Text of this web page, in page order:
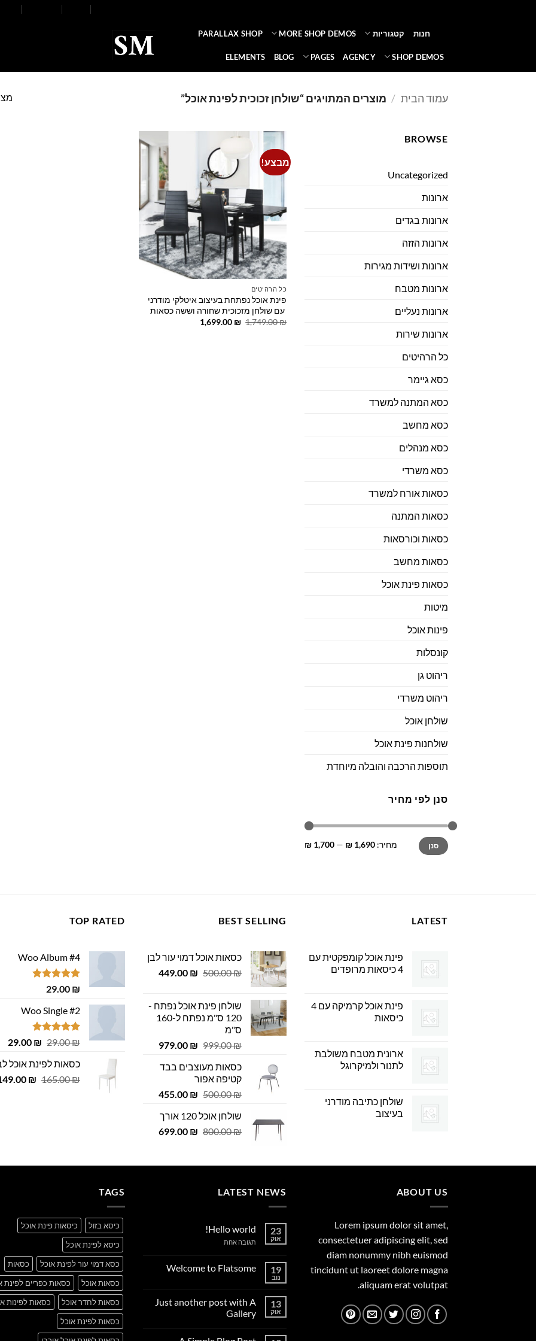
חנות קטגוריות MORE SHOP DEMOS
PARALLAX SHOP
SHOP DEMOS
AGENCY
PAGES
BLOG
ELEMENTS
עמוד הבית / מוצרים המתויגים “שולחן זכוכית לפינת אוכל”
BROWSE
Uncategorized
ארונות
ארונות בגדים
ארונות הזזה
ארונות ושידות מגירות
ארונות מטבח
ארונות נעליים
ארונות שירות
כל הרהיטים
כסא גיימר
כסא המתנה למשרד
כסא מחשב
כסא מנהלים
כסא משרדי
כסאות אורח למשרד
כסאות המתנה
כסאות וכורסאות
כסאות מחשב
כסאות פינת אוכל
מיטות
פינות אוכל
קונסלות
ריהוט גן
ריהוט משרדי
שולחן אוכל
שולחנות פינת אוכל
תוספות הרכבה והובלה מיוחדת
סנן לפי מחיר
מחיר
מינימלי
מחיר
מקסימלי
סנן מחיר: 1,690 ₪
—
1,700 ₪
מבצע!
Add to
wishlist
כל הרהיטים
פינת אוכל נפתחת בעיצוב איטלקי מודרני
עם שולחן מזכוכית שחורה וששה כסאות
1,749.00₪
המחיר
1,699.00 ₪
LATEST
פינת אוכל קומפקטית עם
4 כיסאות מרופדים
פינת אוכל קרמיקה עם 4
כיסאות
ארונית מטבח משולבת
לתנור ולמיקרוגל
שולחן כתיבה מודרני
בעיצוב
BEST SELLING
כסאות אוכל דמוי עור לבן
500.00₪
המחיר
500.00 ₪.
449.00 ₪
המחיר
449.00 ₪.שולחן פינת אוכל נפתח -
120 ס"מ נפתח ל-160
ס"מ
999.00₪
המחיר
היה:
999.00 ₪.
979.00 ₪
המחיר
כסאות מעוצבים בבד
קטיפה אפור
500.00₪
המחיר
היה:
500.00 ₪.
455.00 ₪
המחיר
455.00 ₪.
שולחן אוכל 120 אורך
800.00₪
המחיר
800.00 ₪.
699.00 ₪
המחיר
699.00 ₪.
TOP RATED
Woo Album #4
דורג5.00
29.00 ₪
Woo Single #2
דורג4.75
29.00₪
המחיר
היה:
29.00 ₪.
29.00 ₪
₪.
כסאות לפינת אוכל
165.00₪
המחיר
₪
ABOUT US
Lorem ipsum dolor sit amet,
consectetuer adipiscing elit, sed
diam nonummy nibh euismod
tincidunt ut laoreet dolore magna
aliquam erat volutpat.
LATEST NEWS
23
אוק
Hello world!
תגובה אחתעל
19
נוב
Welcome to Flatsome
Welcome
to
Flatsome
13
אוק
Just another post with A
Gallery
TAGS
כיסא בזול
כיסאות פינת אוכל
כיסא לפינת אוכל
כסא דמוי עור לפינת אוכל
כסאות
כסאות אוכל
כסאות כפריים לפינת
כסאות לחדר אוכל
כסאות לפינות
כסאות לפינת אוכל